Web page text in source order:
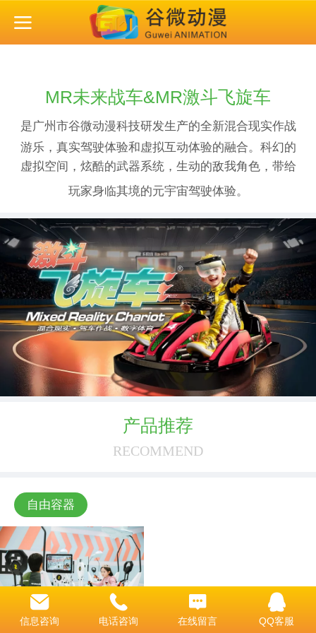
MR未来战车&MR激斗飞旋车
是广州市谷微动漫科技研发生产的全新混合现实作战
游乐，真实驾驶体验和虚拟互动体验的融合。科幻的
虚拟空间，炫酷的武器系统，生动的敌我角色，带给
玩家身临其境的元宇宙驾驶体验。
产品推荐
RECOMMEND
自由容器
信息咨询 电话咨询 在线留言 QQ客服